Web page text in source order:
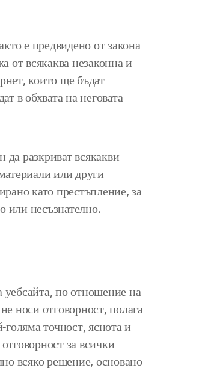
е предвидено от закона
от всякаква незаконна и
които ще бъдат
в обхвата на неговата
да разкриват всякакви
или други
като престъпление, за
или несъзнателно.
по отношение на
носи отговорност, полага
точност, яснота и
за всички
всяко решение, основано